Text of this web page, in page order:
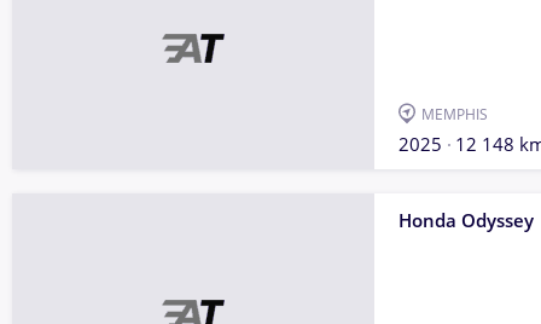
MEMPHIS
2025 12 148
Honda Odyssey